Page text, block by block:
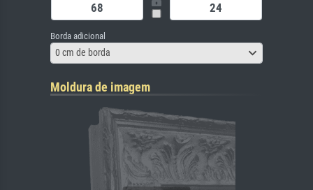
Borda adicional
0 cm de borda
Moldura de imagem